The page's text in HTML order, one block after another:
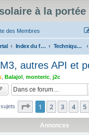
à la portée
des Membres
Index du forum Technique du Solaire Thermique
autres API et
Balajol monteric j2c
Page 1sur7
1 2 3 4 5
Annonces